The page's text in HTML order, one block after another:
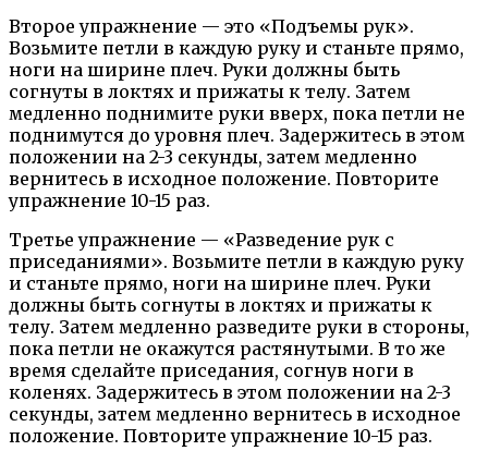
Второе упражнение — это «Подъемы рук».
Возьмите петли в каждую руку и станьте прямо,
ноги на ширине плеч. Руки должны быть
согнуты в локтях и прижаты к телу. Затем
медленно поднимите руки вверх, пока петли не
поднимутся до уровня плеч. Задержитесь в этом
положении на 2-3 секунды, затем медленно
вернитесь в исходное положение. Повторите
упражнение 10-15 раз.
Третье упражнение — «Разведение рук с
приседаниями». Возьмите петли в каждую руку
и станьте прямо, ноги на ширине плеч. Руки
должны быть согнуты в локтях и прижаты к
телу. Затем медленно разведите руки в стороны,
пока петли не окажутся растянутыми. В то же
время сделайте приседания, согнув ноги в
коленях. Задержитесь в этом положении на 2-3
секунды, затем медленно вернитесь в исходное
положение. Повторите упражнение 10-15 раз.